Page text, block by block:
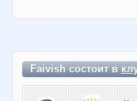
Faivish состоит в